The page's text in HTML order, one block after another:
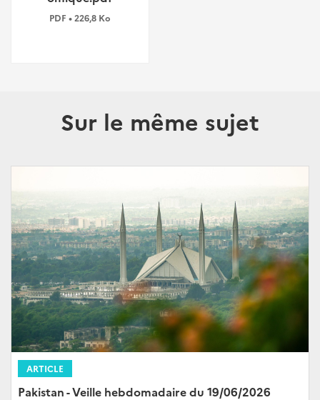
PDF • 226,8 Ko
Sur le même sujet
ARTICLE
Pakistan - Veille hebdomadaire du 19/06/2026